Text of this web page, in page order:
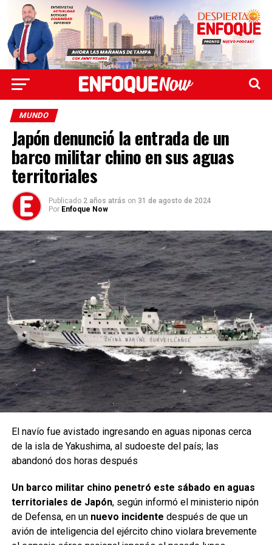
MUNDO
Japón denunció la entrada de un
barco militar chino en sus aguas
territoriales
Publicado 2 años atrás on 31 de agosto de 2024
Por Enfoque Now
El navío fue avistado ingresando en aguas niponas cerca
de la isla de Yakushima, al sudoeste del país; las
abandonó dos horas después
Un barco militar chino penetró este sábado en aguas
territoriales de Japón, según informó el ministerio nipón
de Defensa, en un nuevo incidente después de que un
avión de inteligencia del ejército chino violara brevemente